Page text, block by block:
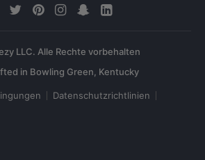
LLC. Alle Rechte vorbehalten
Datenschutzrichtlinien